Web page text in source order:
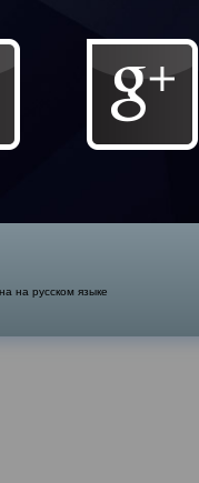
на русском языке